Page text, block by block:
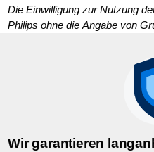
Die Einwilligung zur Nutzung
Philips ohne die Angabe von
Wir garantieren